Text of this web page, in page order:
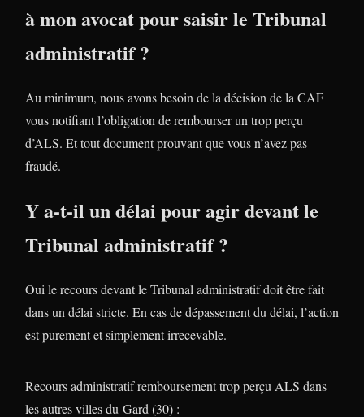
à mon avocat pour saisir le Tribunal
administratif ?
Au minimum, nous avons besoin de la décision de la CAF
vous notifiant l’obligation de rembourser un trop perçu
d’ALS. Et tout document prouvant que vous n’avez pas
fraudé.
Y a-t-il un délai pour agir devant le
Tribunal administratif ?
Oui le recours devant le Tribunal administratif doit être fait
dans un délai stricte. En cas de dépassement du délai, l’action
est purement et simplement irrecevable.
Recours administratif remboursement trop perçu ALS dans
les autres villes du Gard (30) :